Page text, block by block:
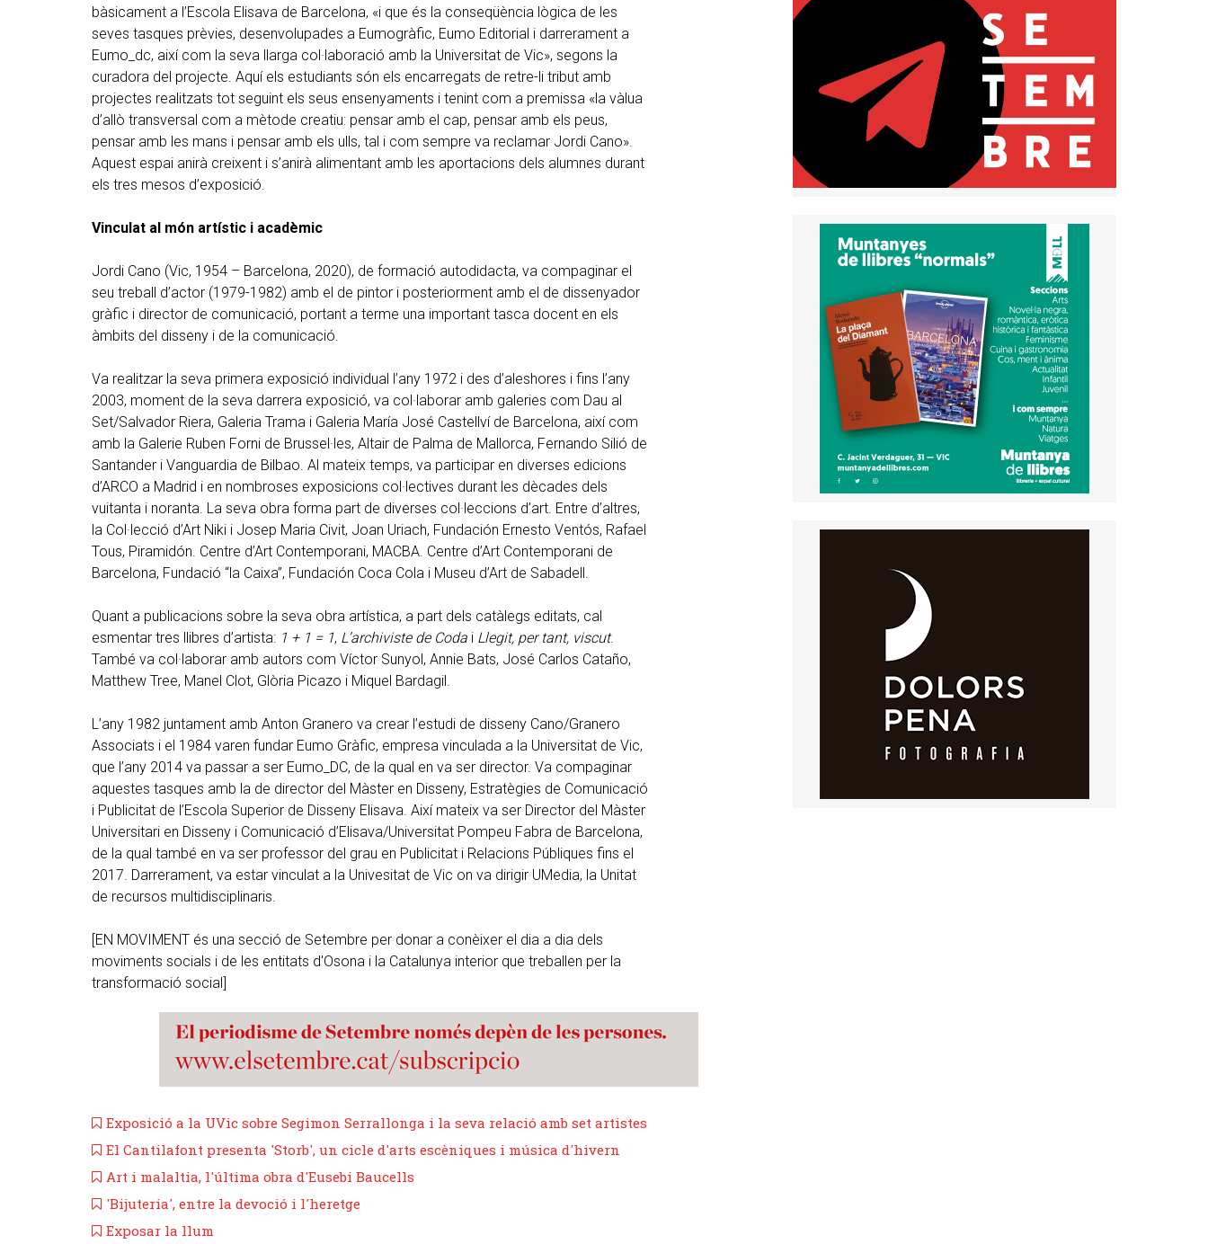
bàsicament a l’Escola Elisava de Barcelona, «i que és la conseqüència lògica de les
seves tasques prèvies, desenvolupades a Eumogràfic, Eumo Editorial i darrerament a
Eumo_dc, així com la seva llarga col·laboració amb la Universitat de Vic», segons la
curadora del projecte. Aquí els estudiants són els encarregats de retre-li tribut amb
projectes realitzats tot seguint els seus ensenyaments i tenint com a premissa «la vàlua
d’allò transversal com a mètode creatiu: pensar amb el cap, pensar amb els peus,
pensar amb les mans i pensar amb els ulls, tal i com sempre va reclamar Jordi Cano».
Aquest espai anirà creixent i s’anirà alimentant amb les aportacions dels alumnes durant
els tres mesos d’exposició.
Vinculat al món artístic i acadèmic
Jordi Cano (Vic, 1954 – Barcelona, 2020), de formació autodidacta, va compaginar el
seu treball d’actor (1979-1982) amb el de pintor i posteriorment amb el de dissenyador
gràfic i director de comunicació, portant a terme una important tasca docent en els
àmbits del disseny i de la comunicació.
Va realitzar la seva primera exposició individual l’any 1972 i des d’aleshores i fins l’any
2003, moment de la seva darrera exposició, va col·laborar amb galeries com Dau al
Set/Salvador Riera, Galeria Trama i Galeria María José Castellví de Barcelona, així com
amb la Galerie Ruben Forni de Brussel·les, Altair de Palma de Mallorca, Fernando Silió de
Santander i Vanguardia de Bilbao. Al mateix temps, va participar en diverses edicions
d’ARCO a Madrid i en nombroses exposicions col·lectives durant les dècades dels
vuitanta i noranta. La seva obra forma part de diverses col·leccions d’art. Entre d’altres,
la Col·lecció d’Art Niki i Josep Maria Civit, Joan Uriach, Fundación Ernesto Ventós, Rafael
Tous, Piramidón. Centre d’Art Contemporani, MACBA. Centre d’Art Contemporani de
Barcelona, Fundació “la Caixa”, Fundación Coca Cola i Museu d’Art de Sabadell.
Quant a publicacions sobre la seva obra artística, a part dels catàlegs editats, cal
esmentar tres llibres d’artista: 1 + 1 = 1, L’archiviste de Coda i Llegit, per tant, viscut.
També va col·laborar amb autors com Víctor Sunyol, Annie Bats, José Carlos Cataño,
Matthew Tree, Manel Clot, Glòria Picazo i Miquel Bardagil.
L’any 1982 juntament amb Anton Granero va crear l’estudi de disseny Cano/Granero
Associats i el 1984 varen fundar Eumo Gràfic, empresa vinculada a la Universitat de Vic,
que l’any 2014 va passar a ser Eumo_DC, de la qual en va ser director. Va compaginar
aquestes tasques amb la de director del Màster en Disseny, Estratègies de Comunicació
i Publicitat de l’Escola Superior de Disseny Elisava. Així mateix va ser Director del Màster
Universitari en Disseny i Comunicació d’Elisava/Universitat Pompeu Fabra de Barcelona,
de la qual també en va ser professor del grau en Publicitat i Relacions Públiques fins el
2017. Darrerament, va estar vinculat a la Univesitat de Vic on va dirigir UMedia, la Unitat
de recursos multidisciplinaris.
[EN MOVIMENT és una secció de Setembre per donar a conèixer el dia a dia dels
moviments socials i de les entitats d'Osona i la Catalunya interior que treballen per la
transformació social]
Exposició a la UVic sobre Segimon Serrallonga i la seva relació amb set artistes
El Cantilafont presenta 'Storb', un cicle d'arts escèniques i música d'hivern
Art i malaltia, l'última obra d'Eusebi Baucells
'Bijuteria', entre la devoció i l'heretge
Exposar la llum